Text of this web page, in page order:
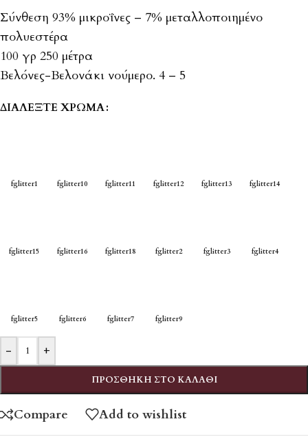
Σύνθεση 93% μικροΐνες – 7% μεταλλοποιημένο
πολυεστέρα
100 γρ 250 μέτρα
Βελόνες-Βελονάκι νούμερο. 4 – 5
ΔΙΑΛΈΞΤΕ ΧΡΏΜΑ
fglitter1 fglitter10 fglitter11 fglitter12 fglitter13 fglitter14
fglitter15 fglitter16 fglitter18 fglitter2 fglitter3 fglitter4
fglitter5 fglitter6 fglitter7 fglitter9
- +
ΠΡΟΣΘΉΚΗ ΣΤΟ ΚΑΛΆΘΙ
Compare Add to wishlist